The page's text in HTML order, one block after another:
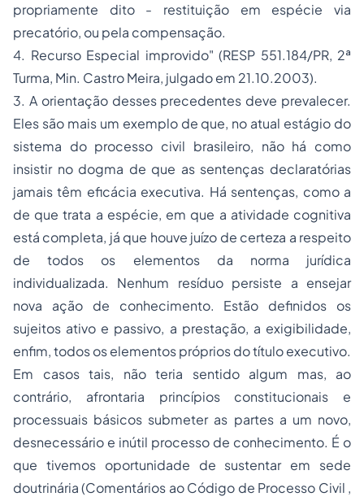
propriamente dito - restituição em espécie via
precatório, ou pela compensação.
4. Recurso Especial improvido" (RESP 551.184/PR, 2ª
Turma, Min. Castro Meira, julgado em 21.10.2003).
3. A orientação desses precedentes deve prevalecer.
Eles são mais um exemplo de que, no atual estágio do
sistema do processo civil brasileiro, não há como
insistir no dogma de que as sentenças declaratórias
jamaistêm eficácia executiva. Há sentenças, como a
de que trata a espécie, em que a atividade cognitiva
está completa, já que houve juízo de certeza a respeito
de todos os elementos da norma jurídica
individualizada. Nenhum resíduo persiste a ensejar
nova ação de conhecimento. Estão definidos os
sujeitos ativo e passivo, a prestação, a exigibilidade,
enfim, todos os elementos próprios do título executivo.
Em casos tais, não teria sentido algum mas, ao
contrário, afrontaria princípios constitucionais e
processuais básicos submeter as partes a um novo,
desnecessário e inútil processo de conhecimento. É o
que tivemos oportunidade de sustentar em sede
doutrinária (Comentários ao Código de Processo Civil ,